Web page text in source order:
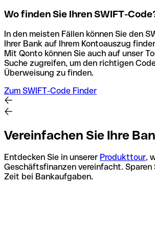
Wo finden Sie Ihren SWIFT-
In den meisten Fällen können Sie den
Ihrer Bank auf Ihrem Kontoauszug
Mit Qonto können Sie auch auf unser
Suche zugreifen, um den richtigen
Überweisung zu finden.
Zum SWIFT-Code Finder
Vereinfachen Sie Ihre
Entdecken Sie in unserer Produkttour,
Geschäftsfinanzen vereinfacht. Sparen
Zeit bei Bankaufgaben.